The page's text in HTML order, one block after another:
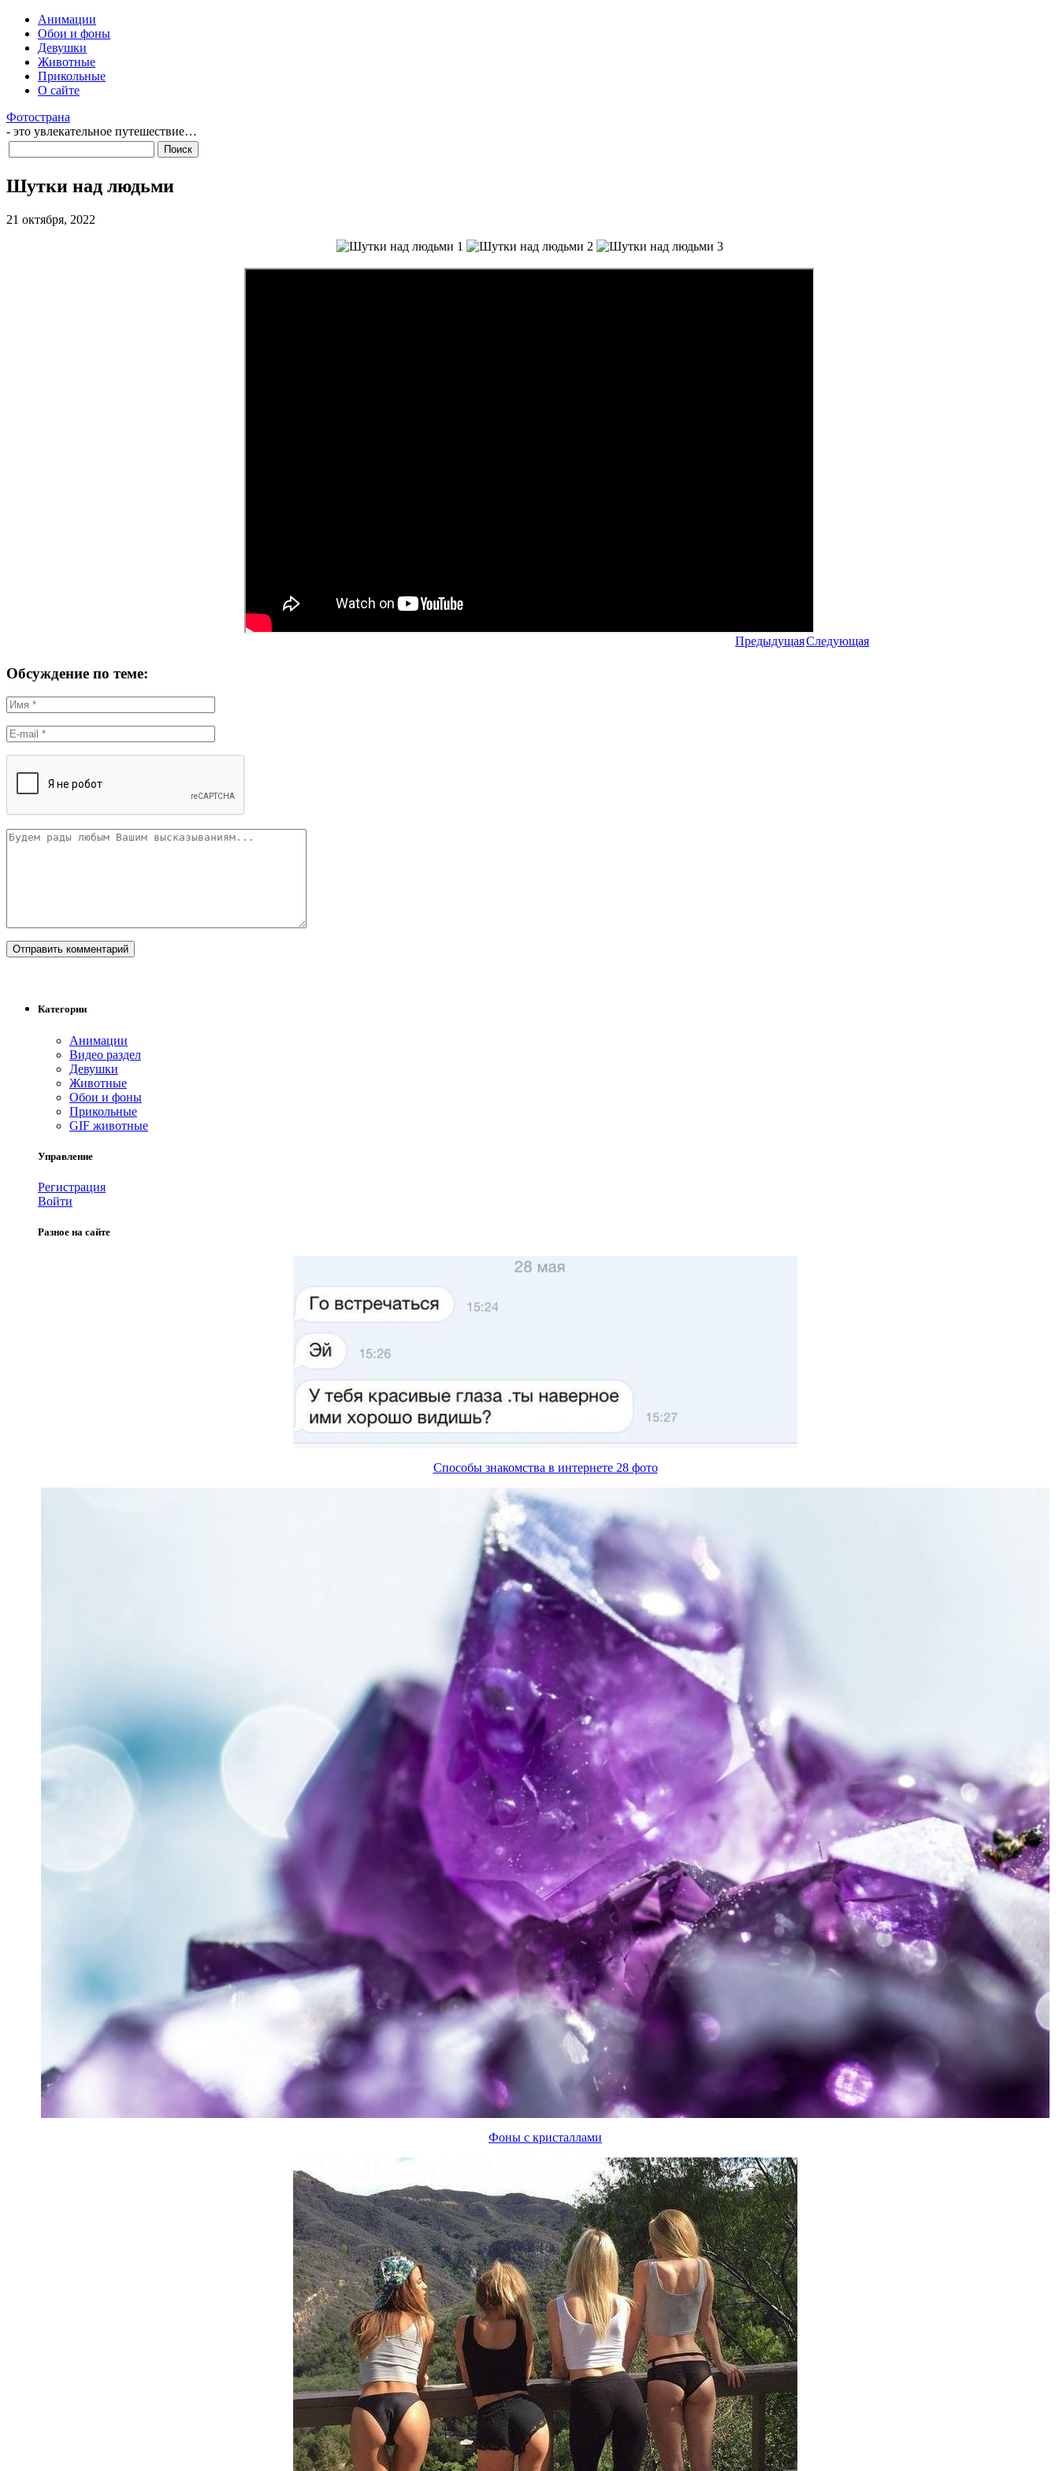
Анимации
Обои и фоны
Девушки
Животные
Прикольные
О сайте
Фотострана
- это увлекательное путешествие…
Шутки над людьми
21 октября, 2022
ПредыдущаяСледующая
Обсуждение по теме:
Категории
Анимации
Видео раздел
Девушки
Животные
Обои и фоны
Прикольные
GIF животные
Управление
Регистрация
Войти
Разное на сайте
Способы знакомства в интернете 28 фото
Фоны с кристаллами